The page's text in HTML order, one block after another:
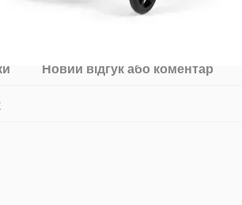
Новий відгук або коментар